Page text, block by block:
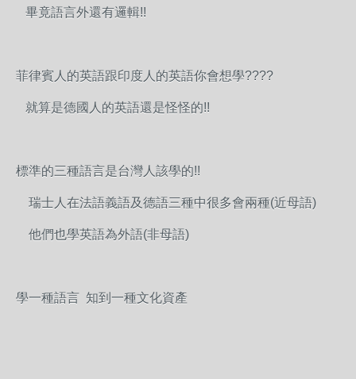
畢竟語言外還有邏輯!!
菲律賓人的英語跟印度人的英語你會想學????
就算是德國人的英語還是怪怪的!!
標準的三種語言是台灣人該學的!!
瑞士人在法語義語及德語三種中很多會兩種(近母語)
他們也學英語為外語(非母語)
學一種語言 知到一種文化資產